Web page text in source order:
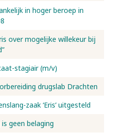
in hoger beroep in
over mogelijke willekeur bij
stagiair (m/v)
drugslab Drachten
zaak ‘Eris’ uitgesteld
geen belaging